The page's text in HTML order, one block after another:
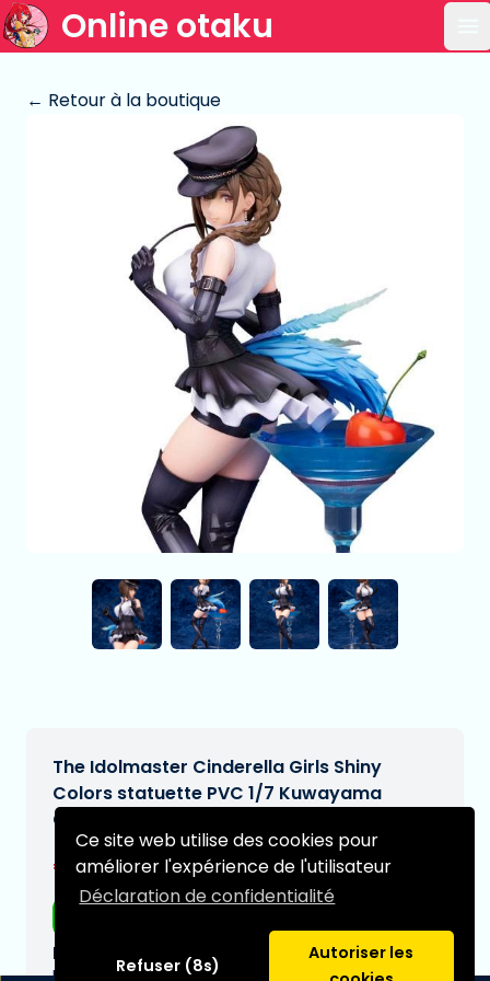
Ce site web utilise des cookies pour
améliorer l'expérience de l'utilisateur
Déclaration de confidentialité
Refuser (8s)
Autoriser les
Online otaku
← Retour à la boutique
The Idolmaster Cinderella Girls Shiny
Colors statuette PVC 1/7 Kuwayama
Chiyuki Formal Look Serenade Ver. 25 cm
€253,95[Sous réserve de modifications]
Date de livraison prévue:
N/A